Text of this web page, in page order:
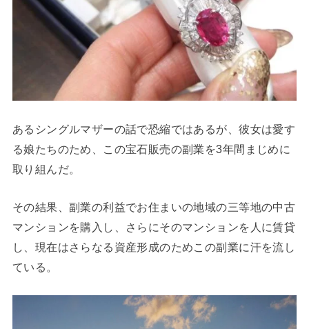
あるシングルマザーの話で恐縮ではあるが、彼女は愛す
る娘たちのため、この宝石販売の副業を3年間まじめに
取り組んだ。
その結果、副業の利益でお住まいの地域の三等地の中古
マンションを購入し、さらにそのマンションを人に賃貸
し、現在はさらなる資産形成のためこの副業に汗を流し
ている。